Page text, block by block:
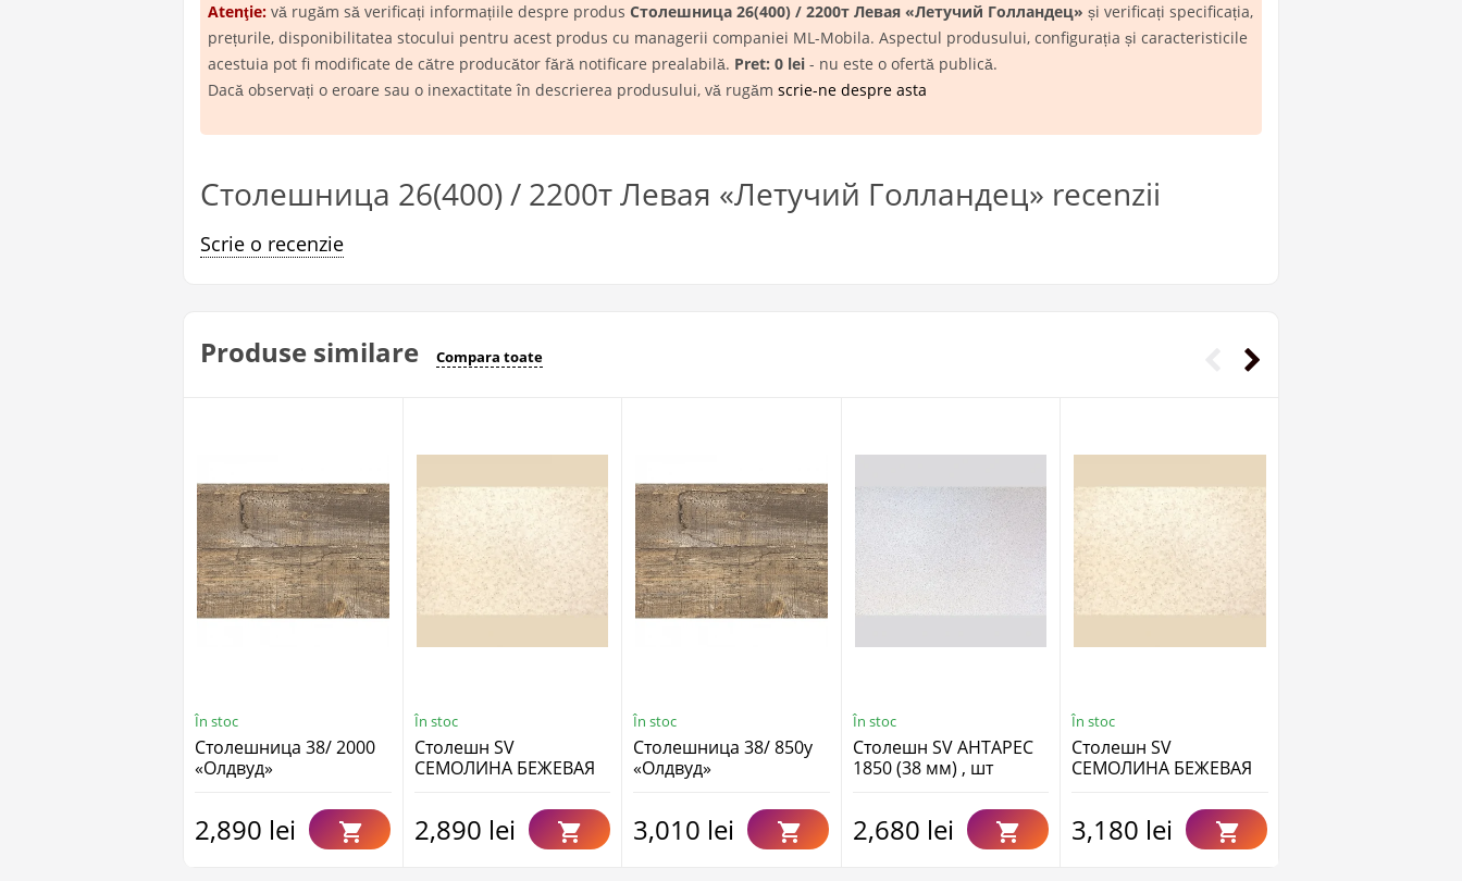
Atenţie: vă rugăm să verificați informațiile despre produs Столешница 26(400) / 2200т Левая «Летучий Голландец» și verificați specificația,
prețurile, disponibilitatea stocului pentru acest produs cu managerii companiei ML-Mobila. Aspectul produsului, configurația și caracteristicile
acestuia pot fi modificate de către producător fără notificare prealabilă. Pret: 0 lei - nu este o ofertă publică.
Dacă observați o eroare sau o inexactitate în descrierea produsului, vă rugăm scrie-ne despre asta
Столешница 26(400) / 2200т Левая «Летучий Голландец» recenzii
Scrie o recenzie
Produse similare Compara toate
În stoc
Столешница 38/ 2000
«Олдвуд»
2,890 lei
În stoc
Столешн SV
СЕМОЛИНА БЕЖЕВАЯ
2,890 lei
În stoc
Столешница 38/ 850у
«Олдвуд»
3,010 lei
În stoc
Столешн SV АНТАРЕС
1850 (38 мм) , шт
2,680 lei
În stoc
Столешн SV
СЕМОЛИНА БЕЖЕВАЯ
3,180 lei